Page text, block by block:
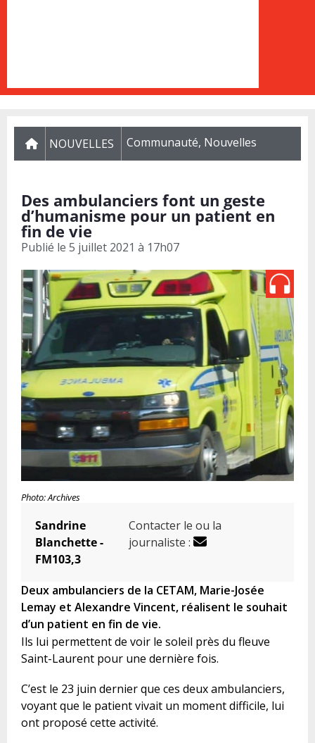
NOUVELLES Communauté, Nouvelles
Des ambulanciers font un geste
d’humanisme pour un patient en
fin de vie
Publié le 5 juillet 2021 à 17h07
Photo: Archives
Sandrine
Blanchette -
FM103,3
Contacter le ou la
journaliste :
Deux ambulanciers de la CETAM, Marie-Josée
Lemay et Alexandre Vincent, réalisent le souhait
d’un patient en fin de vie.
Ils lui permettent de voir le soleil près du fleuve
Saint-Laurent pour une dernière fois.
C’est le 23 juin dernier que ces deux ambulanciers,
voyant que le patient vivait un moment difficile, lui
ont proposé cette activité.